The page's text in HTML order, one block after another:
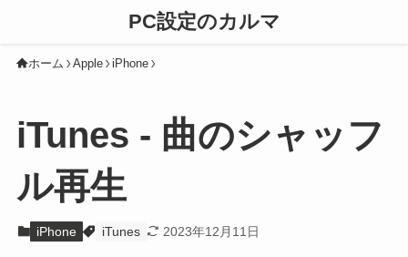
PC設定のカルマ
ホーム Apple iPhone
iTunes - 曲のシャッフ
ル再生
iPhone iTunes 2023年12月11日